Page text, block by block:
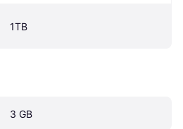
1TB
3 GB